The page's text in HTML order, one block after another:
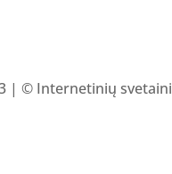
| © Internetinių